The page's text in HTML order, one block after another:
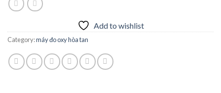
Add to wishlist
Category:máy đo oxy hòa tan